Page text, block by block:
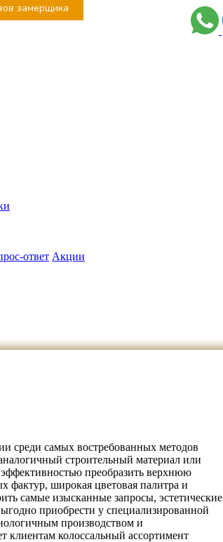
замерщика
ответ Акции
среди самых востребованных методов
строительный материал или
преобразить верхнюю
фактур, широкая цветовая палитра и
самые изысканные запросы, эстетические
приобрести у специализированной
производством и
клиентам колоссальный ассортимент